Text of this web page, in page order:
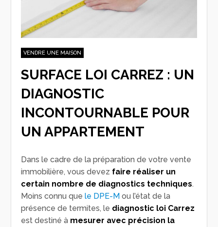
VENDRE UNE MAISON
SURFACE LOI CARREZ : UN
DIAGNOSTIC
INCONTOURNABLE POUR
UN APPARTEMENT
Dans le cadre de la préparation de votre vente
immobilière, vous devez faire réaliser un
certain nombre de diagnostics techniques.
Moins connu quele DPE-M ou l’état de la
présence de termites, le diagnostic loi Carrez
est destiné à mesurer avec précision la